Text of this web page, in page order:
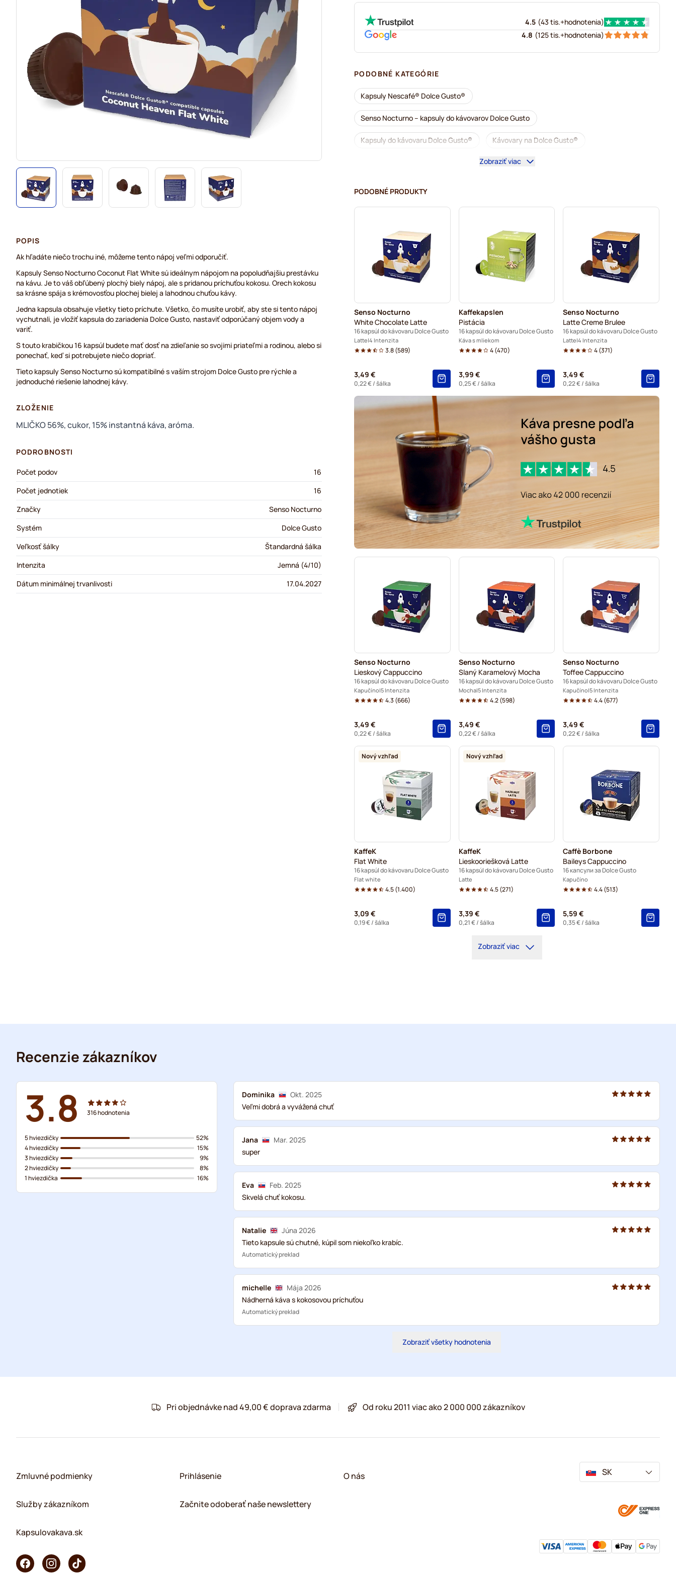
4.5 (43 tis.+hodnotenia)
4.8 (125 tis.+hodnotenia)
PODOBNÉ KATEGÓRIE
Kapsuly Nescafé® Dolce Gusto®
Senso Nocturno – kapsuly do kávovarov Dolce Gusto
Kapsuly do kávovaru Dolce Gusto® Kávovary na Dolce Gusto®
Bezkofeínová káva do kávovarov Dolce Gusto
Segafredo – kávové kapsuly do kávovarov Dolce Gusto
Café René – kávové kapsuly do kávovarov Dolce Gusto
Caffè Borbone do kávovarov Dolce Gusto
Dolce Vita – kapsuly do kávovarov Dolce Gusto
Starbucks® – kapsuly do kávovarov Dolce Gusto
Kaffekapslen – kapsuly do kávovarov Dolce Gusto
Zobraziť viac
PODOBNÉ PRODUKTY
Senso Nocturno
White Chocolate Latte
16 kapsúl do kávovaru Dolce Gusto
Latte 4 Intenzita
3.8(589)
3,49 €
0,22 €/ šálka
Kaffekapslen
Pistácia
16 kapsúl do kávovaru Dolce Gusto
Káva s mliekom
4(470)
3,99 €
0,25 €/ šálka
Senso Nocturno
Latte Creme Brulee
16 kapsúl do kávovaru Dolce Gusto
Latte 4 Intenzita
4(371)
3,49 €
0,22 €/ šálka
Senso Nocturno
Lieskový Cappuccino
16 kapsúl do kávovaru Dolce Gusto
Kapučíno 5 Intenzita
4.3 (666)
3,49 €
0,22 €/ šálka
Senso Nocturno
Slaný Karamelový Mocha
16 kapsúl do kávovaru Dolce Gusto
Mocha 5 Intenzita
4.2(598)
3,49 €
0,22 €/ šálka
Senso Nocturno
Toffee Cappuccino
16 kapsúl do kávovaru Dolce Gusto
Kapučíno 5 Intenzita
4.4(677)
3,49 €
0,22 €/ šálka
Nový vzhľad
KaffeK
Flat White
16 kapsúl do kávovaru Dolce Gusto
Flat white
4.5(1.400)
3,09 €
0,19 €/ šálka
Nový vzhľad
KaffeK
Lieskooriešková Latte
16 kapsúl do kávovaru Dolce Gusto
Latte
4.5(271)
3,39 €
0,21 €/ šálka
Caffè Borbone
Baileys Cappuccino
16 капсули за Dolce Gusto
Kapučíno
4.4(513)
5,59 €
0,35 €/ šálka
Zobraziť viac
POPIS
Ak hľadáte niečo trochu iné, môžeme tento nápoj veľmi odporučiť.
Kapsuly Senso Nocturno Coconut Flat White sú ideálnym nápojom na popoludňajšiu prestávku
na kávu. Je to váš obľúbený plochý biely nápoj, ale s pridanou príchuťou kokosu. Orech kokosu
sa krásne spája s krémovosťou plochej bielej a lahodnou chuťou kávy.
Jedna kapsula obsahuje všetky tieto príchute. Všetko, čo musíte urobiť, aby ste si tento nápoj
vychutnali, je vložiť kapsula do zariadenia Dolce Gusto, nastaviť odporúčaný objem vody a
variť.
S touto krabičkou 16 kapsúl budete mať dosť na zdieľanie so svojimi priateľmi a rodinou, alebo si
ponechať, keď si potrebujete niečo dopriať.
Tieto kapsuly Senso Nocturno sú kompatibilné s vaším strojom Dolce Gusto pre rýchle a
jednoduché riešenie lahodnej kávy.
ZLOŽENIE
MLIČKO 56%, cukor, 15% instantná káva, aróma.
PODROBNOSTI
Počet podov
16
Počet jednotiek
16
Značky
Senso Nocturno
Systém
Dolce Gusto
Veľkosť šálky
Štandardná šálka
Intenzita
Jemná (4/10)
Dátum minimálnej trvanlivosti
17.04.2027
Recenzie zákazníkov
3.8 316hodnotenia
5 hviezdičky
4 hviezdičky
3 hviezdičky
2 hviezdičky
1 hviezdička
52%
15%
9%
8%
16%
Dominika
Okt. 2025
Veľmi dobrá a vyvážená chuť
Jana
Mar. 2025
super
Eva
Feb. 2025
Skvelá chuť kokosu.
Natalie
Júna 2026
Tieto kapsule sú chutné, kúpil som niekoľko krabíc.
Automatický preklad
michelle
Mája 2026
Nádherná káva s kokosovou príchuťou
Automatický preklad
Zobraziť všetky hodnotenia
Pri objednávke nad 49,00 € doprava zdarma Od roku 2011 viac ako 2 000 000 zákazníkov
Zmluvné podmienky
Služby zákazníkom
Kapsulovakava.sk
Prihlásenie
Začnite odoberať naše newslettery
O nás SK